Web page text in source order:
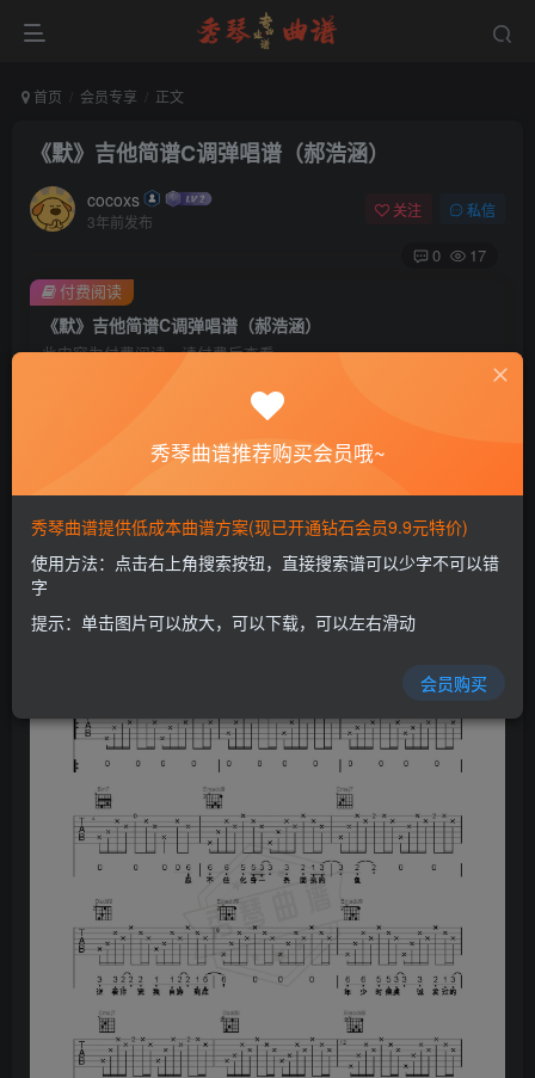
首页 会员专享 正文
《默》吉他简谱C调弹唱谱（郝浩涵）
cocoxs
3年前发布
关注 私信
0 17
《默》吉他简谱C调弹唱谱（郝浩涵）
此内容为付费阅读，请付费后查看
会员专属资源
黄金会员免费 钻石会员
开通会员
付费阅读
秀琴曲谱推荐购买会员哦~
秀琴曲谱提供低成本曲谱方案(现已开通钻石会员9.9元特价)
使用方法：点击右上角搜索按钮，直接搜索谱可以少字不可以错
字
提示：单击图片可以放大，可以下载，可以左右滑动
会员购买